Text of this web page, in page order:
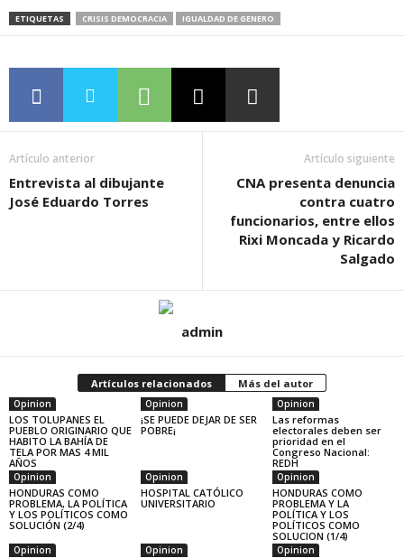
ETIQUETAS CRISIS DEMOCRACIA IGUALDAD DE GENERO
Artículo anterior
Entrevista al dibujante
José Eduardo Torres
Artículo siguiente
CNA presenta denuncia
contra cuatro
funcionarios, entre ellos
Rixi Moncada y Ricardo
Salgado
admin
Artículos relacionados Más del autor
Opinion
LOS TOLUPANES EL
PUEBLO ORIGINARIO QUE
HABITO LA BAHÍA DE
TELA POR MAS 4 MIL
AÑOS
Opinion
¡SE PUEDE DEJAR DE SER
POBRE¡
Opinion
Las reformas
electorales deben ser
prioridad en el
Congreso Nacional:
REDH
Opinion
HONDURAS COMO
PROBLEMA, LA POLÍTICA
Y LOS POLÍTICOS COMO
SOLUCIÓN (2/4)
Opinion
HOSPITAL CATÓLICO
UNIVERSITARIO
Opinion
HONDURAS COMO
PROBLEMA Y LA
POLÍTICA Y LOS
POLÍTICOS COMO
SOLUCION (1/4)
Opinion Opinion Opinion